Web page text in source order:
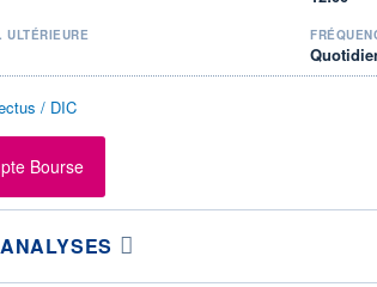
ULTÉRIEURE
/ DIC
Bourse